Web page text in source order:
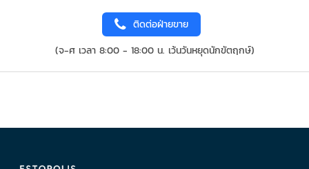
ติดต่อฝ่ายขาย
(จ-ศ เวลา 8:00 - 18:00 น. เว้นวันหยุดนักขัตฤกษ์)